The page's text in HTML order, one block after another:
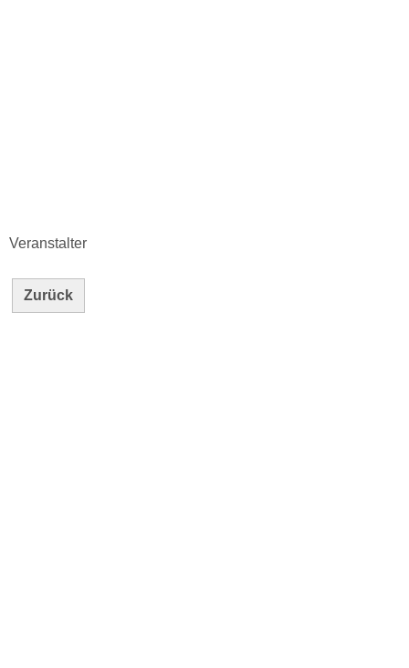
Veranstalter
Zurück